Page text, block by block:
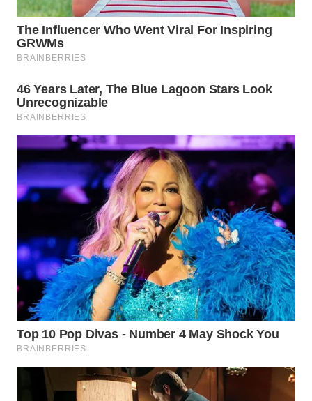
WN
MALUT
DAIRI
DANAU
TOBA
WN
WN
LANGKAT
WN
TAPANULI
SELATAN
WN
TANJUNG
LESUNG